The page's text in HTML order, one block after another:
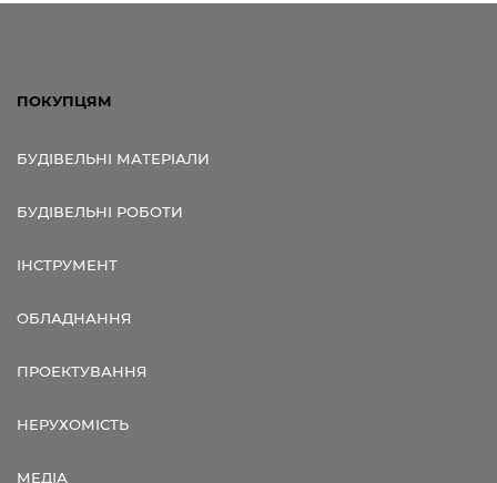
ПОКУПЦЯМ
БУДІВЕЛЬНІ МАТЕРІАЛИ
БУДІВЕЛЬНІ РОБОТИ
ІНСТРУМЕНТ
ОБЛАДНАННЯ
ПРОЕКТУВАННЯ
НЕРУХОМІСТЬ
МЕДІА